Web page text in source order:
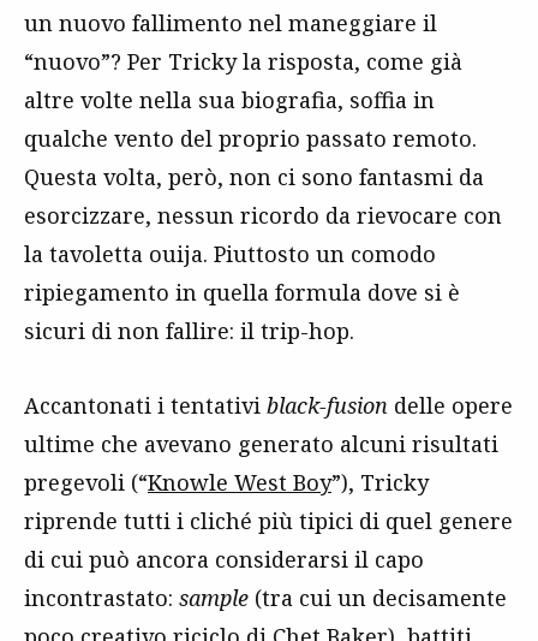
un nuovo fallimento nel maneggiare il
“nuovo”? Per Tricky la risposta, come già
altre volte nella sua biografia, soffia in
qualche vento del proprio passato remoto.
Questa volta, però, non ci sono fantasmi da
esorcizzare, nessun ricordo da rievocare con
la tavoletta ouija. Piuttosto un comodo
ripiegamento in quella formula dove si è
sicuri di non fallire: il trip-hop.
Accantonati i tentativi black-fusion delle opere
ultime che avevano generato alcuni risultati
pregevoli (“Knowle West Boy”), Tricky
riprende tutti i cliché più tipici di quel genere
di cui può ancora considerarsi il capo
incontrastato: sample (tra cui un decisamente